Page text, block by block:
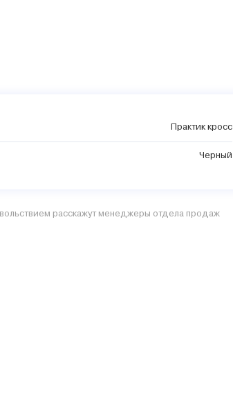
Практик кросс
Черный
расскажут менеджеры отдела продаж